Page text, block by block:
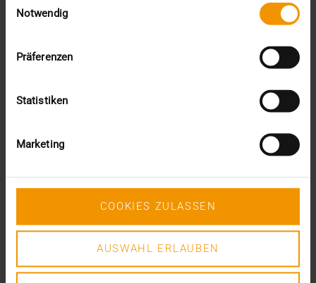
Notwendig
Präferenzen
Statistiken
Marketing
COOKIES ZULASSEN
AUSWAHL ERLAUBEN
2024
Oktober (3)
Juni (3)
März (1)
November (6)
Oktober (3)
August (3)